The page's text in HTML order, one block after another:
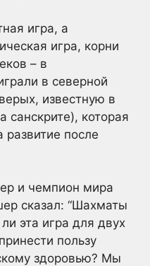
игра, а
игра, корни
– в
в северной
известную в
санскрите), которая
развитие после
и чемпион мира
сказал: “Шахматы
эта игра для двух
пользу
здоровью? Мы